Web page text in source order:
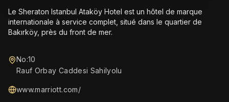
Le Sheraton Istanbul Ataköy Hotel est un hôtel de marque
internationale à service complet, situé dans le quartier de
Bakırköy, près du front de mer.
No:10
Rauf Orbay Caddesi Sahilyolu
www.marriott.com/